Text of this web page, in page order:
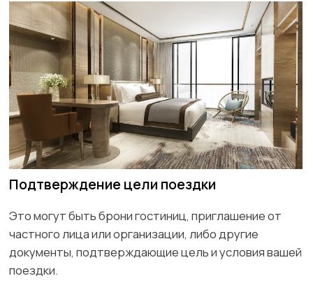
Дополнительные документы
В зависимости от вашей ситуации могут
потребоваться дополнительные документы, такие
как свидетельство о браке, свидетельства о
рождении детей и другие.